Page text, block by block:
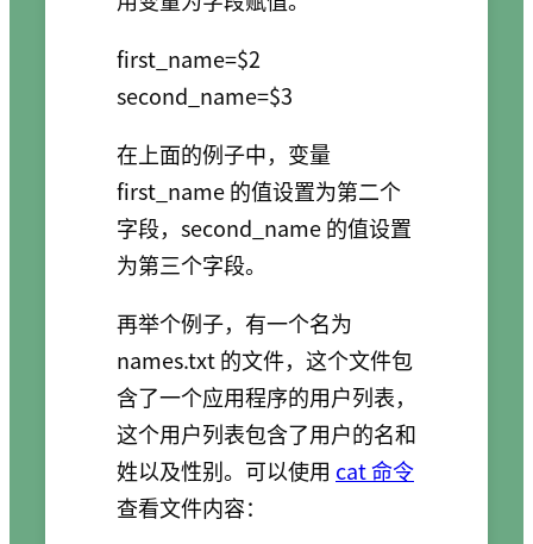
first_name=$2
在上面的例子中，变量
first_name 的值设置为第二个
字段，second_name 的值设置
为第三个字段。
再举个例子，有一个名为
names.txt 的文件，这个文件包
含了一个应用程序的用户列表，
这个用户列表包含了用户的名和
姓以及性别。可以使用 cat 命令
查看文件内容：